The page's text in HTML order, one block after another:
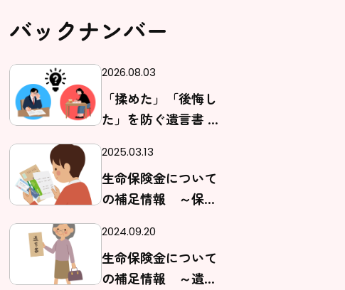
バックナンバー
2026.08.03
「揉めた」「後悔し
た」を防ぐ遺言書 自
違う？
2025.03.13
生命保険金について
の補足情報 ～保険
2024.09.20
生命保険金について
の補足情報 ～遺留